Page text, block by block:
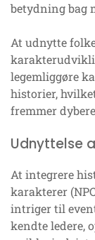
betydning bag
At udnytte
legemliggøre
historier,
fremmer
Udnyttelse
At integrere
karakterer
intriger til
kendte ledere,